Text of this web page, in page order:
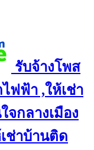
รับจ้างโพส
ฟฟ้า ,ให้เช่า
จกลางเมือง
ช่าบ้านติด